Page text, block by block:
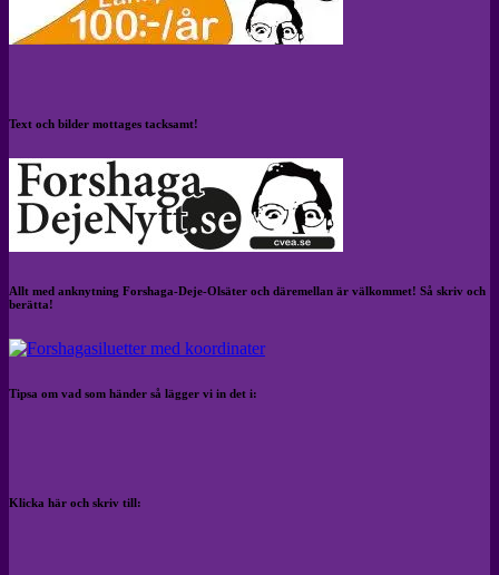
Text och bilder mottages tacksamt!
Allt med anknytning Forshaga-Deje-Olsäter och däremellan är välkommet! Så skriv och
berätta!
Tipsa om vad som händer så lägger vi in det i:
Klicka här och skriv till: